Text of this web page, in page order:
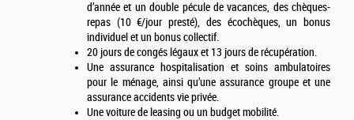
d’année et un double pécule de vacances, des chèques-
repas (10 €/jour presté), des écochèques, un bonus
individuel et un bonus collectif.
20 jours de congés légaux et 13 jours de récupération.
Une assurance hospitalisation et soins ambulatoires
pour le ménage, ainsi qu’une assurance groupe et une
assurance accidents vie privée.
Une voiture de leasing ou un budget mobilité.